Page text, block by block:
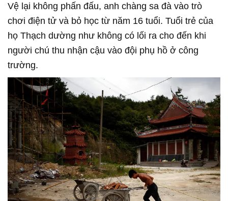
Vệ lại không phấn đấu, anh chàng sa đà vào trò
chơi điện tử và bỏ học từ năm 16 tuổi. Tuổi trẻ của
họ Thạch dường như không có lối ra cho đến khi
người chú thu nhận cậu vào đội phụ hồ ở công
trường.